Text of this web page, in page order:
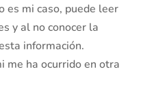
es mi caso, puede leer
y al no conocer la
información.
me ha ocurrido en otra